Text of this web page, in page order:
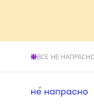
ВСЕ НЕ